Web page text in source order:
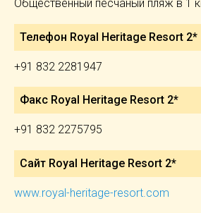
Общественный песчаный пляж в 1
Телефон Royal Heritage Resort 2*
+91 832 2281947
Факс Royal Heritage Resort 2*
+91 832 2275795
Сайт Royal Heritage Resort 2*
www.royal-heritage-resort.com